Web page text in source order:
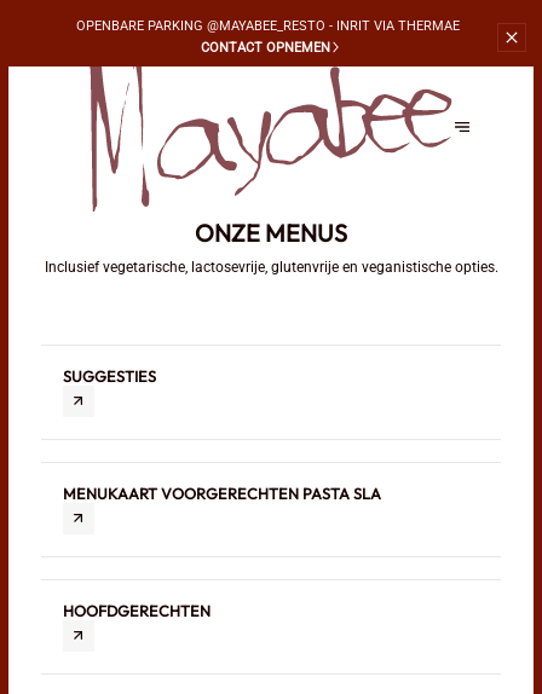
OPENBARE PARKING @MAYABEE_RESTO - INRIT VIA THERMAE
CONTACT OPNEMEN
ONZE MENUS
Inclusief vegetarische, lactosevrije, glutenvrije en veganistische opties.
SUGGESTIES
MENUKAART VOORGERECHTEN PASTA SLA
HOOFDGERECHTEN